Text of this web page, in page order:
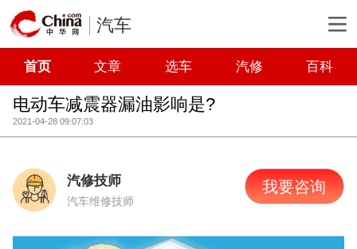
汽车
首页 文章 选车 汽修 百科
电动车减震器漏油影响是?
2021-04-28 09:07:03
汽修技师
汽车维修技师
我要咨询